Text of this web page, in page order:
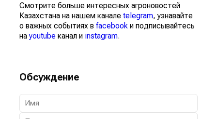
Смотрите больше интересных агроновостей
Казахстана на нашем канале telegram, узнавайте
о важных событиях в facebook и подписывайтесь
наyoutube канал и instagram.
Обсуждение